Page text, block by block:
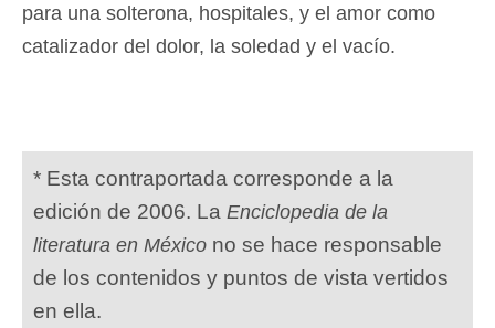
para una solterona, hospitales, y el amor como
catalizador del dolor, la soledad y el vacío.
* Esta contraportada corresponde a la
edición de 2006. La Enciclopedia de la
literatura en México no se hace responsable
de los contenidos y puntos de vista vertidos
en ella.